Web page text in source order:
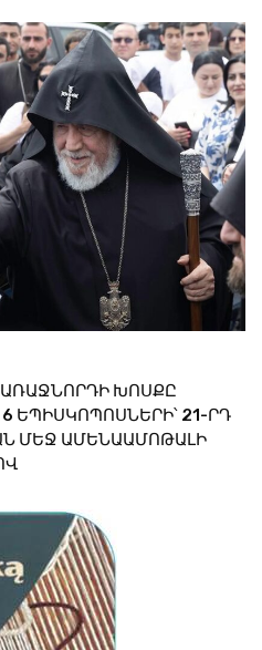
ԽՈՍՔԸ
ԵՊԻՍԿՈՊՈՍՆԵՐԻ՝ 21-ՐԴ
ՄԵՋ ԱՄԵՆԱԱՄՈԹԱԼԻ